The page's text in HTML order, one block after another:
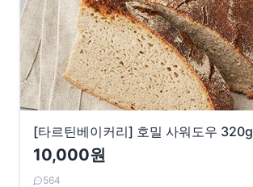
[타르틴베이커리] 호밀 사워도우 320g
10,000원
564